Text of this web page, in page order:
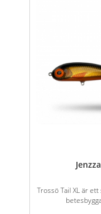
Trossö Tail XL är